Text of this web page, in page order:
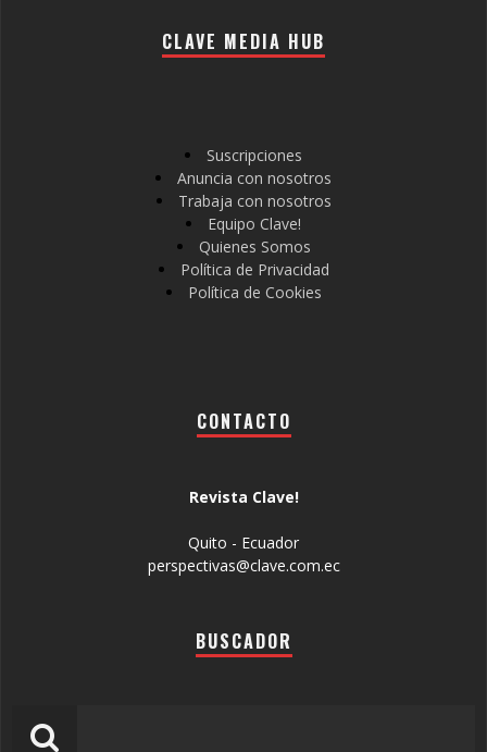
CLAVE MEDIA HUB
Suscripciones
Anuncia con nosotros
Trabaja con nosotros
Equipo Clave!
Quienes Somos
Política de Privacidad
Política de Cookies
CONTACTO
Revista Clave!
Quito - Ecuador
perspectivas@clave.com.ec
BUSCADOR